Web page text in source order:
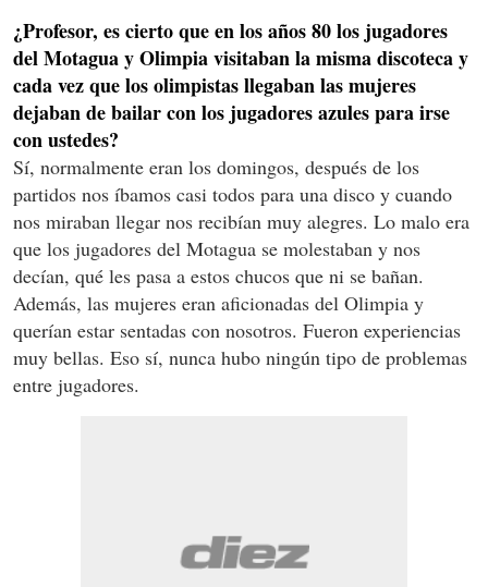
¿Profesor, es cierto que en los años 80 los jugadores
del Motagua y Olimpia visitaban la misma discoteca y
cada vez que los olimpistas llegaban las mujeres
dejaban de bailar con los jugadores azules para irse
con ustedes?
Sí, normalmente eran los domingos, después de los
partidos nos íbamos casi todos para una disco y cuando
nos miraban llegar nos recibían muy alegres. Lo malo era
que los jugadores del Motagua se molestaban y nos
decían, qué les pasa a estos chucos que ni se bañan.
Además, las mujeres eran aficionadas del Olimpia y
querían estar sentadas con nosotros. Fueron experiencias
muy bellas. Eso sí, nunca hubo ningún tipo de problemas
entre jugadores.